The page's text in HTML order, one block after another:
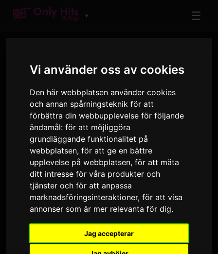
Vi använder oss av cookies
Den här webbplatsen använder cookies
och annan spårningsteknik för att
förbättra din webbupplevelse för följande
ändamål:för att möjliggöra
grundläggande funktionalitet på
webbplatsen,för att ge en bättre
upplevelse på webbplatsen,för att mäta
ditt intresse för våra produkter och
tjänster och för att anpassa
marknadsföringsinteraktioner,för att visa
annonser som är mer relevanta för dig.
Jag accepterar
▼ ☰
ARTIST
SECHSKIES
Låtar och album som spelas på Only Hits
6
LÅTAR
1
ALBUM
UTSÄNDNINGAR · 90 DAGAR
1 december 2016